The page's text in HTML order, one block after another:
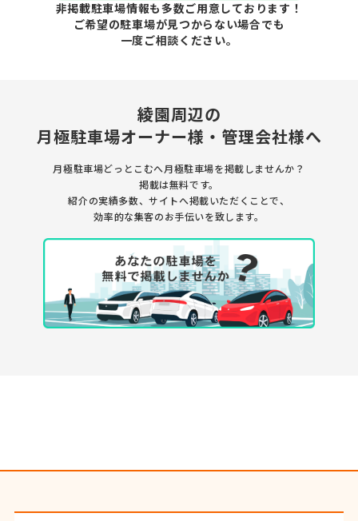
非掲載駐車場情報も多数ご用意しております！
ご希望の駐車場が見つからない場合でも
一度ご相談ください。
綾園周辺の
月極駐車場オーナー様・管理会社様へ
月極駐車場どっとこむへ月極駐車場を掲載しませんか？
掲載は無料です。
紹介の実績多数、サイトへ掲載いただくことで、
効率的な集客のお手伝いを致します。